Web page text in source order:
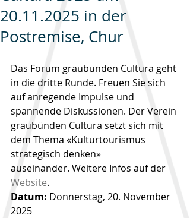
20.11.2025 in der
Postremise, Chur
Das Forum graubünden Cultura geht
in die dritte Runde. Freuen Sie sich
auf anregende Impulse und
spannende Diskussionen. Der Verein
graubünden Cultura setzt sich mit
dem Thema «Kulturtourismus
strategisch denken»
auseinander. Weitere Infos auf der
Website.
Datum: Donnerstag, 20. November
2025